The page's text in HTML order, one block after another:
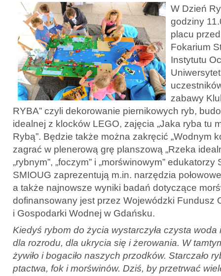
W Dzień
godziny
placu
Fokarium
Instytutu
zabawy
RYBA” czyli dekorowanie piernikowych ryb,
idealnej z klocków LEGO, zajęcia „Jaka ryba tu
Rybą”. Będzie także można zakręcić „Wodnym
zagrać w plenerową grę planszową „Rzeka
„rybnym”, „foczym” i „morświnowym” edukatorzy
SMIOUG zaprezentują m.in. narzędzia
a także najnowsze wyniki badań dotyczące
dofinansowany jest przez Wojewódzki Fundusz
i Gospodarki Wodnej w Gdańsku.
Kiedyś rybom do życia wystarczyła czysta
dla rozrodu, dla ukrycia się i żerowania. W
żywiło i bogaciło naszych przodków. Starczało
ptactwa, fok i morświnów. Dziś, by przetrwać